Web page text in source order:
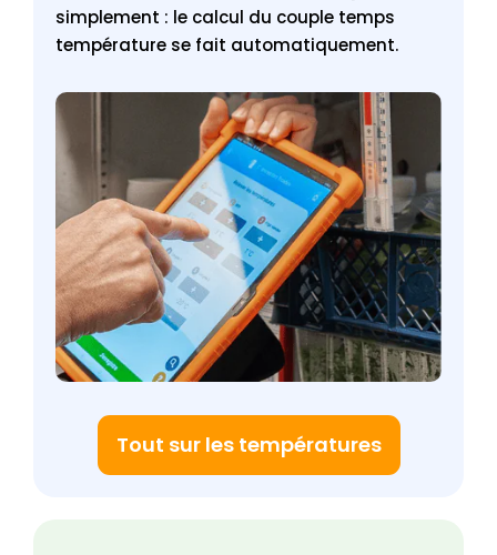
simplement : le calcul du couple temps
température se fait automatiquement.
Tout sur les températures